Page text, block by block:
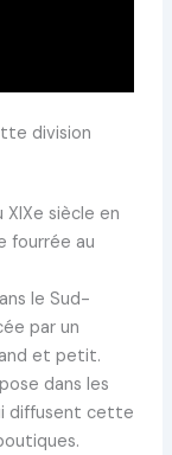
division
siècle en
fourrée au
le Sud-
par un
et petit.
dans les
diffusent cette